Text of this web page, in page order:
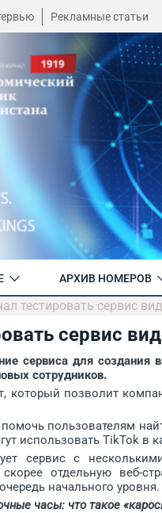
Рекламные статьи
АРХИВ НОМЕРОВ
тестировать сервис
сервис
сервиса для создания
сотрудников.
который позволит
пользователям
использовать TikTok в
сервис с
отдельную веб-
начального уровня.
часы: что такое